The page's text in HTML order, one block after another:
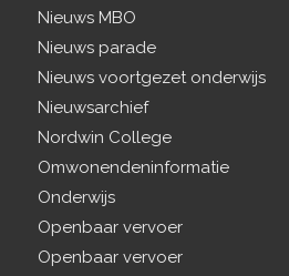
Nieuws MBO
Nieuws parade
Nieuws voortgezet onderwijs
Nieuwsarchief
Nordwin College
Omwonendeninformatie
Onderwijs
Openbaar vervoer
Openbaar vervoer